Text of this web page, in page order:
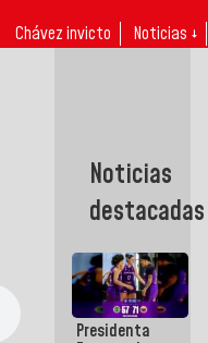
Chávez invicto Noticias ↓
Noticias
destacadas
Presidenta